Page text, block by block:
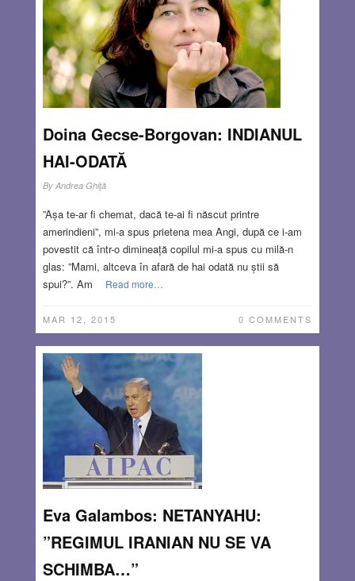
Doina Gecse-Borgovan: INDIANUL
HAI-ODATĂ
By Andrea Ghiţă
”Așa te-ar fi chemat, dacă te-ai fi născut printre
amerindieni”, mi-a spus prietena mea Angi, după ce i-am
povestit că într-o dimineață copilul mi-a spus cu milă-n
glas: ”Mami, altceva în afară de hai odată nu știi să
spui?”. Am
Read more…
MAR 12, 2015 0 COMMENTS
Eva Galambos: NETANYAHU:
”REGIMUL IRANIAN NU SE VA
SCHIMBA…”